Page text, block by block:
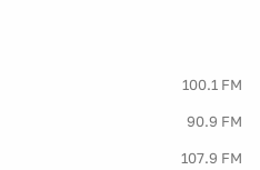
100.1 FM
90.9 FM
107.9 FM